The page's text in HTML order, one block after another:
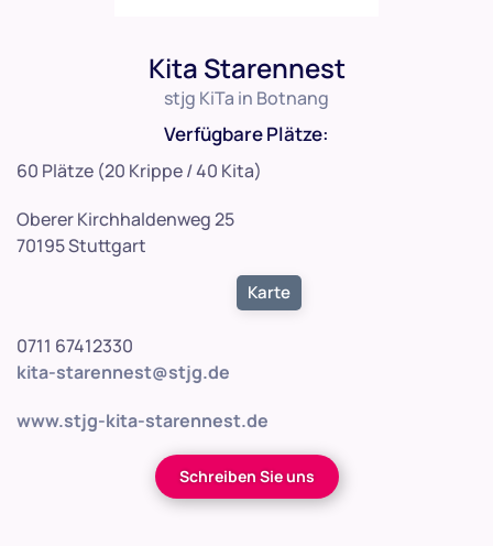
Kita Starennest
stjg KiTa in Botnang
Verfügbare Plätze:
60 Plätze (20 Krippe / 40 Kita)
Oberer Kirchhaldenweg 25
70195 Stuttgart
Karte
0711 67412330
kita-starennest@stjg.de
www.stjg-kita-starennest.de
Schreiben Sie uns